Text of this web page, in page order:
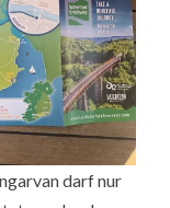
darf nur